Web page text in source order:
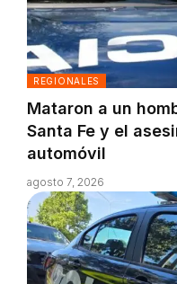
REGIONALES
Mataron a un
Santa Fe y el
automóvil
agosto 7, 2026